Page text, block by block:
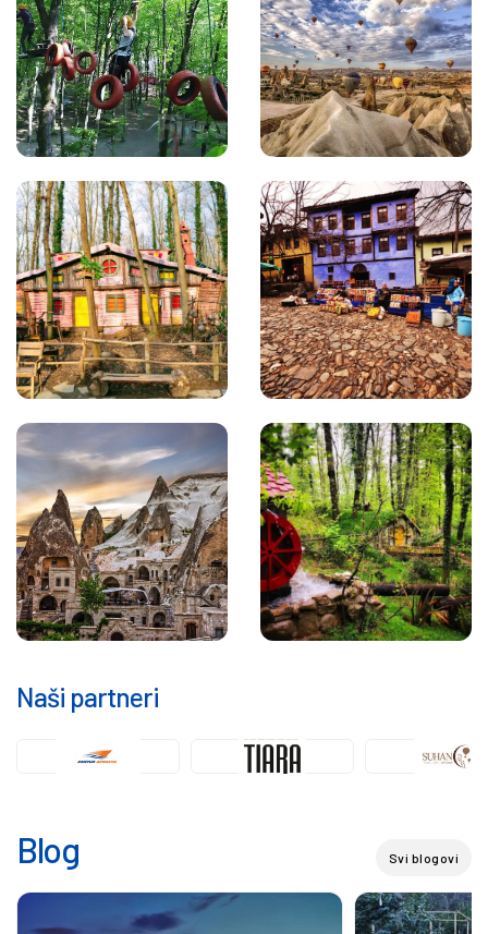
Naši partneri
Blog Svi blogovi